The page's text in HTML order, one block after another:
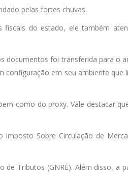
pelas fortes chuvas.
do estado, ele também
foi transferida para o
em seu ambiente
como do proxy. Vale destacar
Sobre Circulação de
Tributos (GNRE). Além disso, a